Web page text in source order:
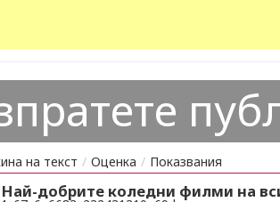
на текст / Оценка / Показвания
Най-добрите коледни филми на